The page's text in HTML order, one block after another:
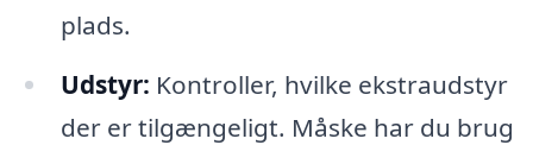
plads.
Udstyr: Kontroller, hvilke ekstraudstyr
der er tilgængeligt. Måske har du brug